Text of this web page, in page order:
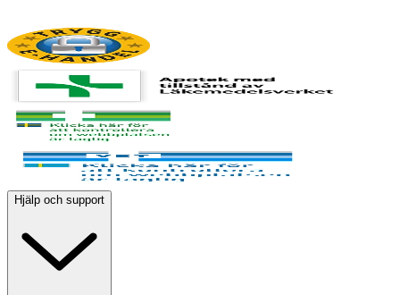
Hjälp och support